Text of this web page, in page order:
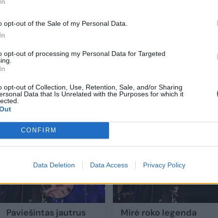
opt-out of the Sale of my Personal Data.
opt-out of processing my Personal Data for Targeted
opt-out of Collection, Use, Retention, Sale, and/or Sharing
Data that Is Unrelated with the Purposes for which it
CONFIRM
Data Deletion Data Access Privacy Policy
gyvenimas, sukėlė tikrą realybės televizijos
su Variety po žinios apie O.
šeimą.
Paviešintas jautrus
Mirė roko legenda